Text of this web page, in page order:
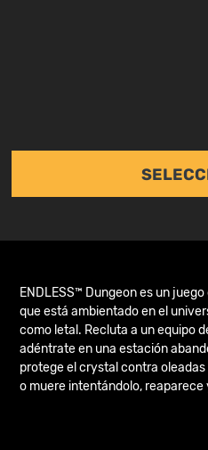
ENDLESS™ Dungeon es un
que está ambientado en el
como letal. Recluta a un equipo
adéntrate en una estación
protege el crystal contra
o muere intentándolo, reaparece